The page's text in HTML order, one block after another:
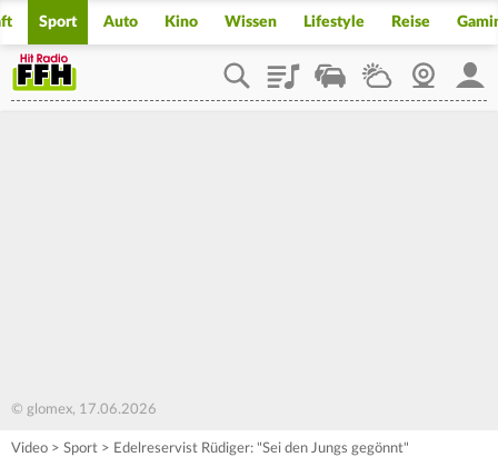
Sport Auto Kino Wissen Lifestyle Reise
PlaylistStaupilotWetterWebcam
© glomex, 17.06.2026
Video > Sport > Edelreservist Rüdiger: "Sei den Jungs gegönnt"